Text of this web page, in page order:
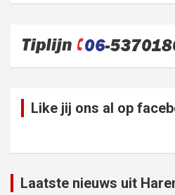
Like jij ons al op
Laatste nieuws uit